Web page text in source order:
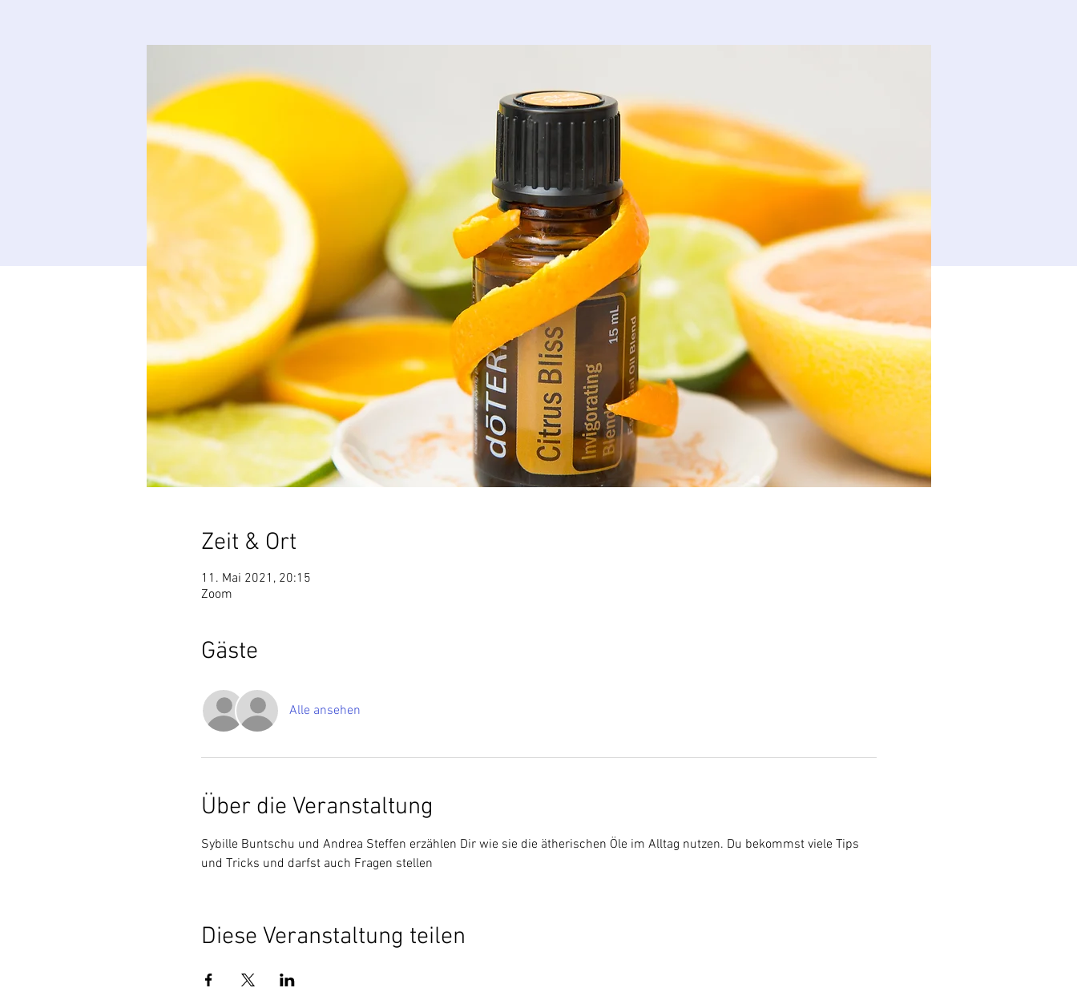
Zeit & Ort
11. Mai 2021, 20:15
Zoom
Gäste
Alle ansehen
Über die Veranstaltung
Sybille Buntschu und Andrea Steffen erzählen Dir wie sie die ätherischen Öle im Alltag nutzen. Du bekommst viele Tips
und Tricks und darfst auch Fragen stellen
Diese Veranstaltung teilen